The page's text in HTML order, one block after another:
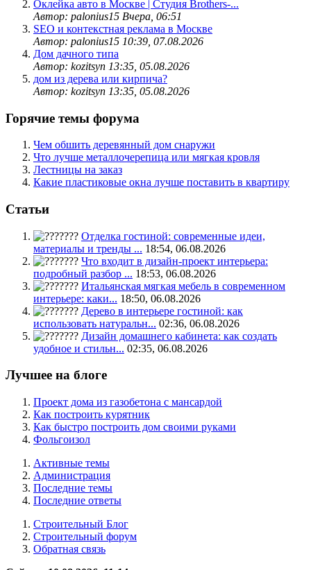
Оклейка авто в Москве | Студия Brothers-...
Автор: palonius15 Вчера, 06:51
SEO и контекстная реклама в Москве
Автор: palonius15 10:39, 07.08.2026
Дом дачного типа
Автор: kozitsyn 13:35, 05.08.2026
дом из дерева или кирпича?
Автор: kozitsyn 13:35, 05.08.2026
Горячие темы форума
Чем обшить деревянный дом снаружи
Что лучше металлочерепица или мягкая кровля
Лестницы на заказ
Какие пластиковые окна лучше поставить в квартиру
Статьи
Отделка гостиной: современные идеи,
материалы и тренды ... 18:54, 06.08.2026
Что входит в дизайн-проект интерьера:
подробный разбор ... 18:53, 06.08.2026
Итальянская мягкая мебель в современном
интерьере: каки... 18:50, 06.08.2026
Дерево в интерьере гостиной: как
использовать натуральн... 02:36, 06.08.2026
Дизайн домашнего кабинета: как создать
удобное и стильн... 02:35, 06.08.2026
Лучшее на блоге
Проект дома из газобетона с мансардой
Как построить курятник
Как быстро построить дом своими руками
Фольгоизол
Активные темы
Администрация
Последние темы
Последние ответы
Строительный Блог
Строительный форум
Обратная связь